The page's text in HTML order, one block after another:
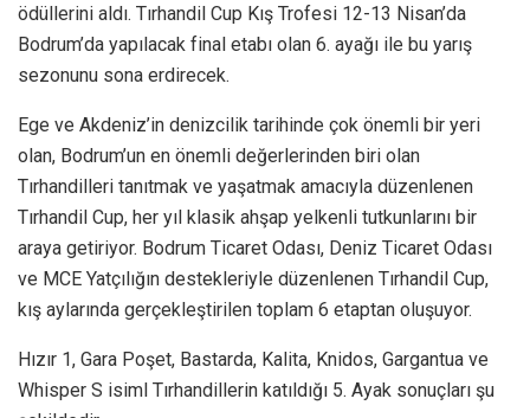
ödüllerini aldı. Tırhandil Cup Kış Trofesi 12-13 Nisan’da
Bodrum’da yapılacak final etabı olan 6. ayağı ile bu yarış
sezonunu sona erdirecek.
Ege ve Akdeniz’in denizcilik tarihinde çok önemli bir yeri
olan, Bodrum’un en önemli değerlerinden biri olan
Tırhandilleri tanıtmak ve yaşatmak amacıyla düzenlenen
Tırhandil Cup, her yıl klasik ahşap yelkenli tutkunlarını bir
araya getiriyor. Bodrum Ticaret Odası, Deniz Ticaret Odası
ve MCE Yatçılığın destekleriyle düzenlenen Tırhandil Cup,
kış aylarında gerçekleştirilen toplam 6 etaptan oluşuyor.
Hızır 1, Gara Poşet, Bastarda, Kalita, Knidos, Gargantua ve
Whisper S isiml Tırhandillerin katıldığı 5. Ayak sonuçları şu